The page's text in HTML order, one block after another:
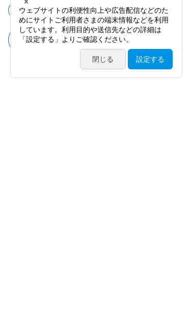
手術器具
外眼部手術用器具
涙道（ブジー・涙管拡張針・涙小管誘
導子）